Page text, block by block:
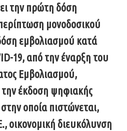
την πρώτη δόση
μονοδοσικού
εμβολιασμού κατά
19, από την έναρξη του
Εμβολιασμού,
την έκδοση ψηφιακής
οποία πιστώνεται,
οικονομική διευκόλυνση